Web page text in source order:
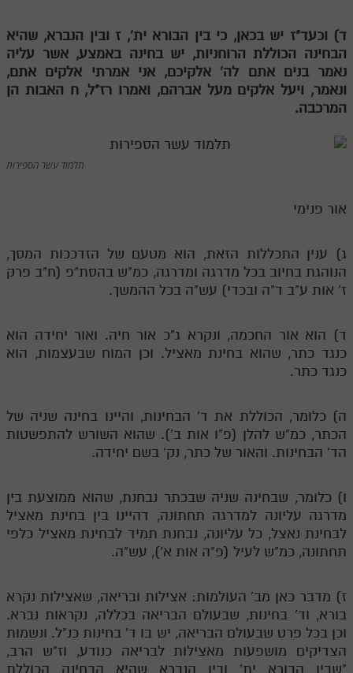
תלמוד עשר הספירות חלק יג
תלמוד עשר הספירות חלק יד
תלמוד עשר הספירות חלק טו
תלמוד עשר הספירות חלק טז
בעל הסולם
אתר הבית
דף היומי בזוהר הקדוש
ד) וכעד"ז יש בכאן, כי בין הבורא ית', ז ובין הנברא, שהיא
הבחינה הכוללת הרוחניות, יש בחינה באמצע, אשר עליה
נאמר בנים אתם לה' אלקיכם, אני אמרתי אלקים אתם,
ונאמר, ויעל אלקים מעל אברהם, ואמרו רז"ל,ח האבות הן
המרכבה.
תלמוד עשר הספירות
אור פנימי
ג) ענין התכללות הזאת, הוא מטעם של הזדככות המסך,
הנוהגת בחיוב בכל מדרגה ומדרגה, כמ"ש בהסת"פ (ח"ב פרק
ז' אות ע"ב ד"ה ובכדי) עש"ה בכל ההמשך.
ד) הוא אור החכמה, ונקרא ג"כ אור חיה. ואור יחידה הוא
כנגד כתר, שהוא בחינת מאציל. וכן המוח שבעצמות, הוא
כנגד כתר.
ה) כלומר, הכוללת את ד' הבחינות, והיינו בחינה שניה של
הכתר, כמ"ש להלן (פ"ו אות ב'). שהוא השורש להתפשטות
הד' הבחינות. והאור של כתר, נק' בשם יחידה.
ו) כלומר, שבחינה שניה שבכתר נבחנת, שהוא ממוצעת בין
מדרגה עליונה למדרגה תחתונה, דהיינו בין בחינת מאציל
לבחינת נאצל, כל עליונה, נבחנת תמיד לבחינת מאציל כלפי
תחתונה, כמ"ש לעיל (פ"ה אות א'), עש"ה.
ז) מדבר כאן מב' העולמות: אצילות ובריאה, שאצילות נקרא
בורא, וד' בחינות, שבעולם הבריאה בכללה, נקראות נברא.
וכן בכל פרט שבעולם הבריאה, יש בו ד' בחינות כנ"ל. ונשמות
הצדיקים מושפעות מאצילות לבריאה כנודע, וז"ש הרב,
"שבין הבורא ית' ובין הנברא שהיא הבחינה הכוללת